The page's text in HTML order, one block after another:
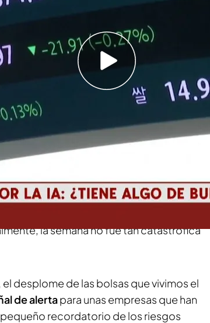
de las empresas pero también conlleva
trabajos
desplome de los mercados por
esta semana su primer aviso de
Gimeno,el desplome de un 12'4% de
en el resto de mercados supuso un
la semana no fue tan catastrófica
desplome de las bolsas que vivimos el
de alertapara unas empresas que han
recordatorio de los riesgos